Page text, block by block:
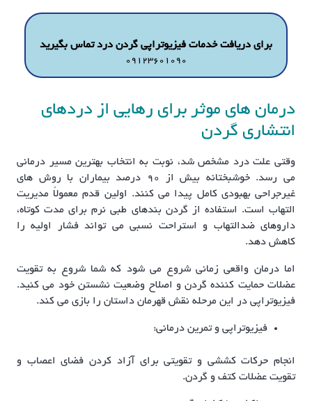
برای دریافت خدمات فیزیوتراپی گردن درد تماس بگیرید
09123601090
درمان های موثر برای رهایی از دردهای
انتشاری گردن
وقتی علت درد مشخص شد، نوبت به انتخاب بهترین مسیر درمانی
می رسد. خوشبختانه بیش از ۹۰ درصد بیماران با روش های
غیرجراحی بهبودی کامل پیدا می کنند. اولین قدم معمولاً مدیریت
التهاب است. استفاده از گردن بندهای طبی نرم برای مدت کوتاه،
داروهای ضدالتهاب و استراحت نسبی می تواند فشار اولیه را
کاهش دهد.
اما درمان واقعی زمانی شروع می شود که شما شروع به تقویت
عضلات حمایت کننده گردن و اصلاح وضعیت نشستن خود می کنید.
فیزیوتراپی در این مرحله نقش قهرمان داستان را بازی می کند.
فیزیوتراپی و تمرین درمانی:
انجام حرکات کششی و تقویتی برای آزاد کردن فضای اعصاب و
تقویت عضلات کتف و گردن.